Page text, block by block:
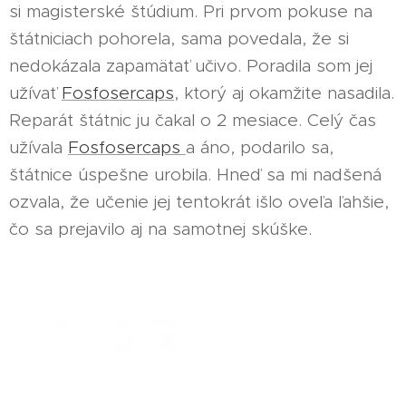
si magisterské štúdium. Pri prvom pokuse na
štátniciach pohorela, sama povedala, že si
nedokázala zapamätať učivo. Poradila som jej
užívať Fosfosercaps, ktorý aj okamžite nasadila.
Reparát štátnic ju čakal o 2 mesiace. Celý čas
užívala Fosfosercaps a áno, podarilo sa,
štátnice úspešne urobila. Hneď sa mi nadšená
ozvala, že učenie jej tentokrát išlo oveľa ľahšie,
čo sa prejavilo aj na samotnej skúške.